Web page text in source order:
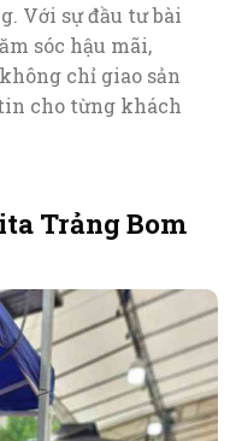
Với sự đầu tư bài
sóc hậu mãi,
không chỉ giao sản
cho từng khách
Trảng Bom